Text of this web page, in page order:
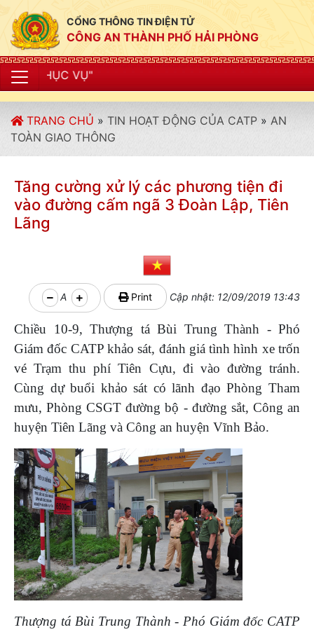
CỔNG THÔNG TIN ĐIỆN TỬ
CÔNG AN THÀNH PHỐ HẢI PHÒNG
TRANG CHỦ » TIN HOẠT ĐỘNG CỦA CATP » AN
TOÀN GIAO THÔNG
Tăng cường xử lý các phương tiện đi
vào đường cấm ngã 3 Đoàn Lập, Tiên
Lãng
A Print Cập nhật: 12/09/2019 13:43
Chiều 10-9, Thượng tá Bùi Trung Thành - Phó
Giám đốc CATP khảo sát, đánh giá tình hình xe trốn
vé Trạm thu phí Tiên Cựu, đi vào đường tránh.
Cùng dự buổi khảo sát có lãnh đạo Phòng Tham
mưu, Phòng CSGT đường bộ - đường sắt, Công an
huyện Tiên Lãng và Công an huyện Vĩnh Bảo.
Thượng tá Bùi Trung Thành - Phó Giám đốc CATP